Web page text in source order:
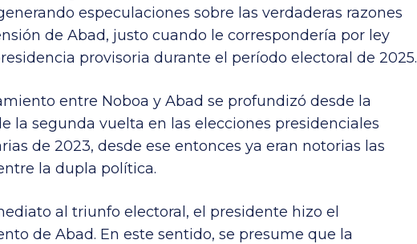
especulaciones sobre las verdaderas razones
de Abad, justo cuando le correspondería por ley
provisoria durante el período electoral de 2025.
entre Noboa y Abad se profundizó desde la
la segunda vuelta en las elecciones presidenciales
de 2023, desde ese entonces ya eran notorias las
la dupla política.
al triunfo electoral, el presidente hizo el
de Abad. En este sentido, se presume que la